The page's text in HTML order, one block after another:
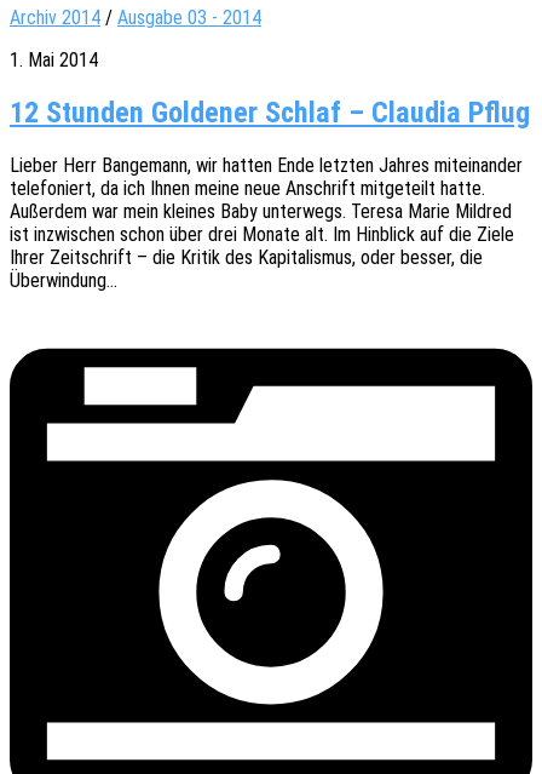
Archiv 2014 / Ausgabe 03 - 2014
1. Mai 2014
12 Stunden Goldener Schlaf – Claudia Pflug
Lieber Herr Bange­mann, wir hatten Ende letz­ten Jahres mitein­an­der
tele­fo­niert, da ich Ihnen meine neue Anschrift mitge­teilt hatte.
Außer­dem war mein klei­nes Baby unter­wegs. Teresa Marie Mild­red
ist inzwi­schen schon über drei Monate alt. Im Hinblick auf die Ziele
Ihrer Zeit­schrift – die Kritik des Kapi­ta­lis­mus, oder besser, die
Überwindung…